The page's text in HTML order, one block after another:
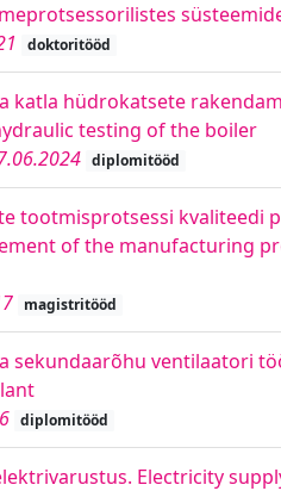
doktoritööd
katla hüdrokatsete
testing of the boiler
diplomitööd
tootmisprotsessi kvaliteedi
of the manufacturing
magistritööd
sekundaarõhu ventilaatori
diplomitööd
Electricity